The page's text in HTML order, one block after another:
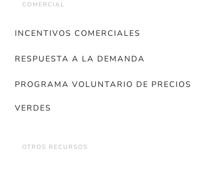
COMERCIAL
INCENTIVOS COMERCIALES
RESPUESTA A LA DEMANDA
PROGRAMA VOLUNTARIO DE PRECIOS
VERDES
OTROS RECURSOS